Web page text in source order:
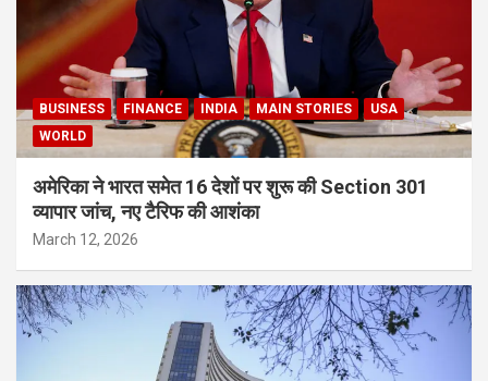
BUSINESS FINANCE INDIA MAIN STORIES
USA
WORLD
अमेरिका ने भारत समेत 16 देशों पर शुरू की Section 301
व्यापार जांच, नए टैरिफ की आशंका
March 12, 2026